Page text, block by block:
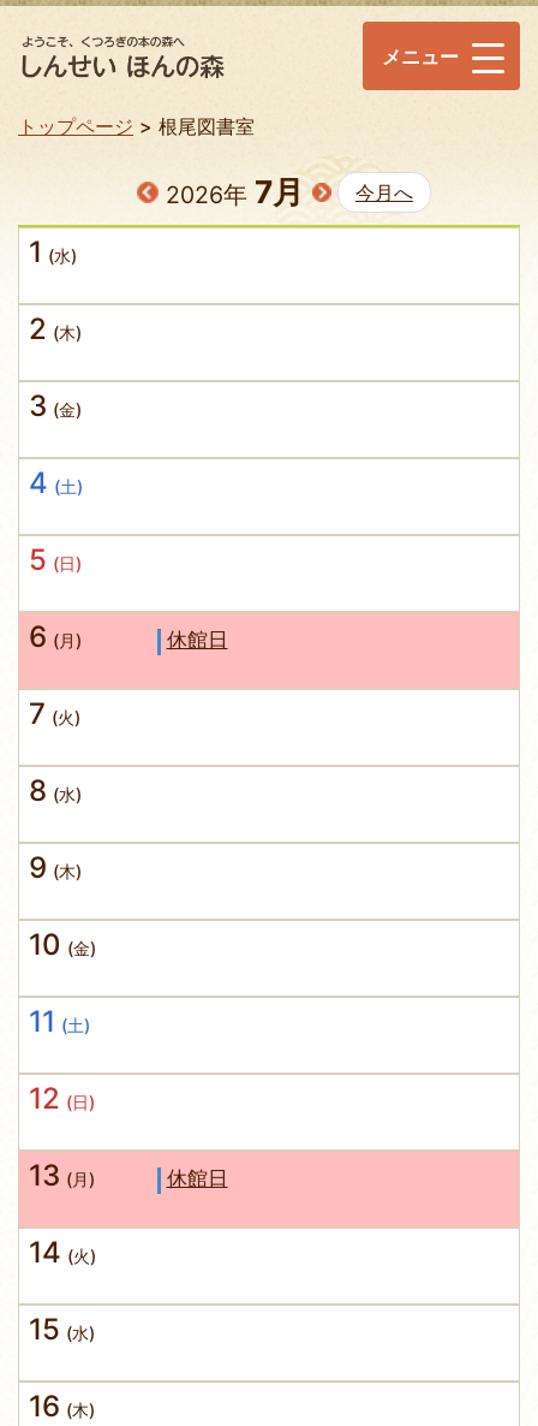
メニュー
トップページ 根尾図書室
2026年7月 今月へ
1 (水)
2 (木)
3 (金)
4 (土)
5 (日)
6 (月) 休館日
7 (火)
8 (水)
9 (木)
10 (金)
11 (土)
12 (日)
13 (月) 休館日
14 (火)
15 (水)
16 (木)